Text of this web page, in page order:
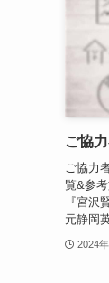
ご協
ご協力
覧&参
『宮沢
元静岡
2024